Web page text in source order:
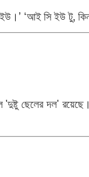
‘আই সি ইউ টু,
ছেলের দল'